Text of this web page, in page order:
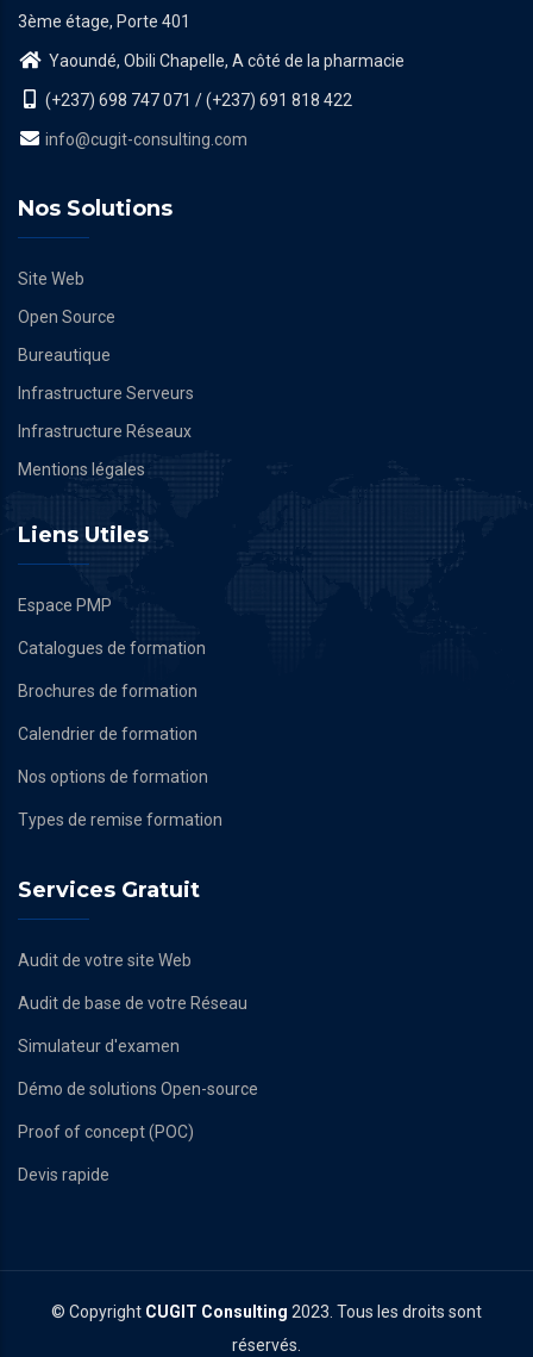
3ème étage, Porte 401
Yaoundé, Obili Chapelle, A côté de la pharmacie
(+237) 698 747 071 / (+237) 691 818 422
info@cugit-consulting.com
Nos Solutions
Site Web
Open Source
Bureautique
Infrastructure Serveurs
Infrastructure Réseaux
Mentions légales
Liens Utiles
Espace PMP
Catalogues de formation
Brochures de formation
Calendrier de formation
Nos options de formation
Types de remise formation
Services Gratuit
Audit de votre site Web
Audit de base de votre Réseau
Simulateur d'examen
Démo de solutions Open-source
Proof of concept (POC)
Devis rapide
© Copyright CUGIT Consulting 2023. Tous les droits sont
réservés.